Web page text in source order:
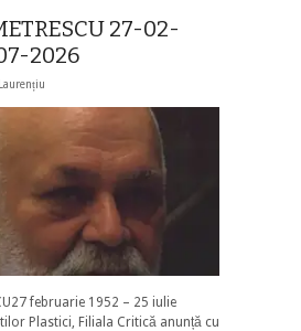
27-02-
2026
februarie 1952 – 25 iulie
Plastici, Filiala Critică anunță cu